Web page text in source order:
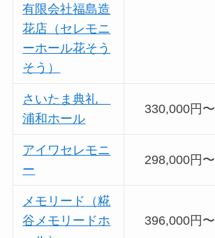
有限会社福島造
花店（セレモニ
ーホール花そう
そう）
さいたま典礼
浦和ホール
330,000円〜
アイワセレモニ
ー
298,000円〜
メモリード（糀
谷メモリードホ
396,000円〜